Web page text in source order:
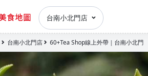
台南小北門店
台南小北門店 60+Tea Shop線上外帶｜台南小北門